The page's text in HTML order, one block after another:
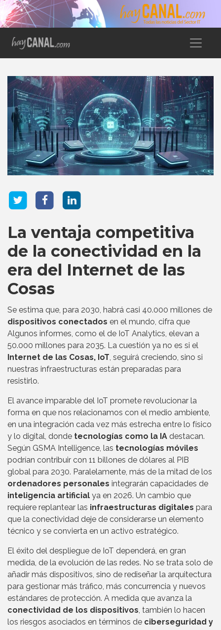
La ventaja competitiva
de la conectividad en la
era del Internet de las
Cosas
Se estima que, para 2030, habrá casi 40.000 millones de
dispositivos conectados en el mundo, cifra que
Algunos informes, como el de IoT Analytics, elevan a
50.000 millones para 2035. La cuestión ya no es si el
Internet de las Cosas, IoT, seguirá creciendo, sino si
nuestras infraestructuras están preparadas para
resistirlo.
El avance imparable del IoT promete revolucionar la
forma en que nos relacionamos con el medio ambiente,
en una integración cada vez más estrecha entre lo físico
y lo digital, donde tecnologías como la IA destacan.
Según GSMA Intelligence, las tecnologías móviles
podrían contribuir con 11 billones de dólares al PIB
global para 2030. Paralelamente, más de la mitad de los
ordenadores personales integrarán capacidades de
inteligencia artificial ya en 2026. Un cambio que
requiere replantear las infraestructuras digitales para
que la conectividad deje de considerarse un elemento
técnico y se convierta en un activo estratégico.
El éxito del despliegue de IoT dependerá, en gran
medida, de la evolución de las redes. No se trata solo de
añadir más dispositivos, sino de rediseñar la arquitectura
para gestionar más tráfico, más concurrencia y nuevos
estándares de protección. A medida que avanza la
conectividad de los dispositivos, también lo hacen
los riesgos asociados en términos de ciberseguridad y